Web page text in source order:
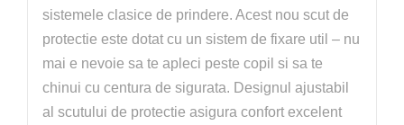
sistemele clasice de prindere. Acest nou scut de
protectie este dotat cu un sistem de fixare util – nu
mai e nevoie sa te apleci peste copil si sa te
chinui cu centura de sigurata. Designul ajustabil
al scutului de protectie asigura confort excelent